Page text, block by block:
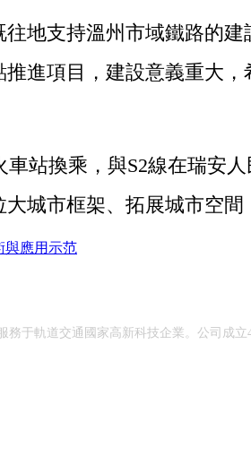
支持溫州市域鐵路的建
進項目，建設意義重大
換乘，與S2線在瑞安
城市框架、拓展城市空間
與應用示范
務于軌道交通國家高新科技企業。公司成